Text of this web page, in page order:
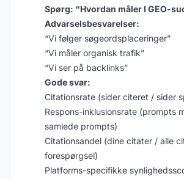
Spørg: “Hvordan måler I GEO-
Advarselsbesvarelser:
“Vi følger søgeordsplaceringer”
“Vi måler organisk trafik”
“Vi ser på backlinks”
Gode svar:
Citationsrate (sider citeret / sider
Respons-inklusionsrate (prompts
samlede prompts)
Citationsandel (dine citater / alle
forespørgsel)
Platforms-specifikke